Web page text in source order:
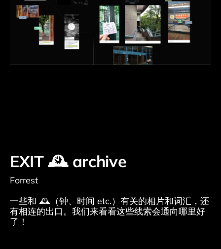
EXIT 🕰️ archive
Forrest
一些和 🕰️（钟、时间 etc.）有关的相片和词汇，还
有相连的出口。我们来看看这些线索会通向哪里好
了！